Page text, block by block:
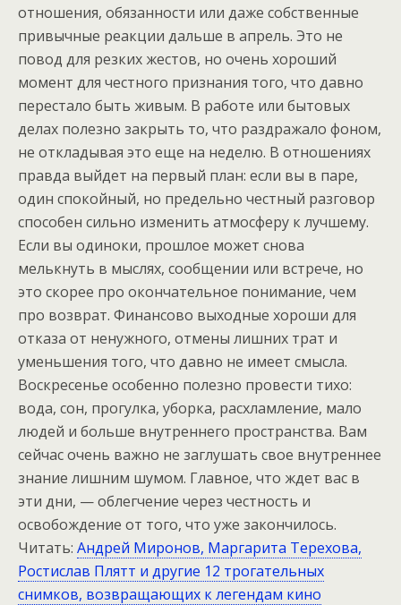
отношения, обязанности или даже собственные
привычные реакции дальше в апрель. Это не
повод для резких жестов, но очень хороший
момент для честного признания того, что давно
перестало быть живым. В работе или бытовых
делах полезно закрыть то, что раздражало фоном,
не откладывая это еще на неделю. В отношениях
правда выйдет на первый план: если вы в паре,
один спокойный, но предельно честный разговор
способен сильно изменить атмосферу к лучшему.
Если вы одиноки, прошлое может снова
мелькнуть в мыслях, сообщении или встрече, но
это скорее про окончательное понимание, чем
про возврат. Финансово выходные хороши для
отказа от ненужного, отмены лишних трат и
уменьшения того, что давно не имеет смысла.
Воскресенье особенно полезно провести тихо:
вода, сон, прогулка, уборка, расхламление, мало
людей и больше внутреннего пространства. Вам
сейчас очень важно не заглушать свое внутреннее
знание лишним шумом. Главное, что ждет вас в
эти дни, — облегчение через честность и
освобождение от того, что уже закончилось.
Читать: Андрей Миронов, Маргарита Терехова,
Ростислав Плятт и другие 12 трогательных
снимков, возвращающих к легендам кино